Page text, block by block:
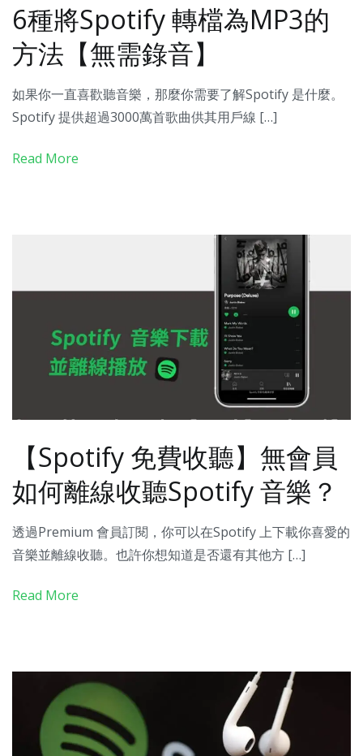
6種將Spotify 轉檔為MP3的
方法【無需錄音】
如果你一直喜歡聽音樂，那麼你需要了解Spotify 是什麼。
Spotify 提供超過3000萬首歌曲供其用戶線 […]
Read More
【Spotify 免費收聽】無會員
如何離線收聽Spotify 音樂？
透過Premium 會員訂閱，你可以在Spotify 上下載你喜愛的
音樂並離線收聽。也許你想知道是否還有其他方 […]
Read More